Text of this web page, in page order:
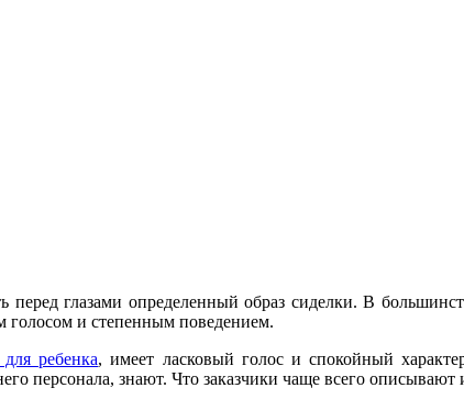
глазами определенный образ сиделки. В
голосом и степенным поведением.
ребенка, имеет ласковый голос и спокойный
персонала, знают. Что заказчики чаще всего